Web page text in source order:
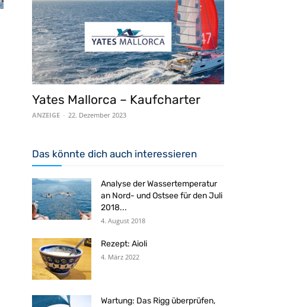
Yates Mallorca – Kaufcharter
ANZEIGE - 22. Dezember 2023
Das könnte dich auch interessieren
Analyse der Wassertemperatur
an Nord- und Ostsee für den Juli
2018...
4. August 2018
Rezept: Aioli
4. März 2022
Wartung: Das Rigg überprüfen,